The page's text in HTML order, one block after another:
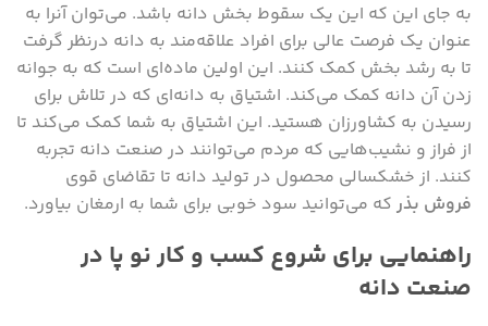
به جای این که این یک سقوط بخش دانه باشد. می‌توان آنرا به
عنوان یک فرصت عالی برای افراد علاقه‌مند به دانه درنظر گرفت
تا به رشد بخش کمک کنند. این اولین ماده‌ای است که به جوانه
زدن آن دانه کمک می‌کند. اشتیاق به دانه‌ای که در تلاش برای
رسیدن به کشاورزان هستید. این اشتیاق به شما کمک می‌کند تا
از فراز و نشیب‌هایی که مردم می‌توانند در صنعت دانه تجربه
کنند. از خشکسالی محصول در تولید دانه تا تقاضای قوی
فروش بذر که می‌توانید سود خوبی برای شما به ارمغان بیاورد.
راهنمایی برای شروع کسب و کار نو پا در
صنعت دانه